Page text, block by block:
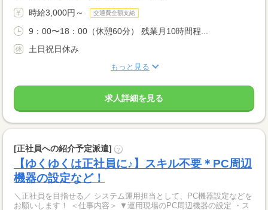
時給3,000円～ 交通費全額支給
9：00〜18：00（休憩60分） 残業月10時間程...
土日祝日休み
もっと見る
求人詳細を見る
[正社員への紹介予定派遣] ?
【ゆくゆくは正社員に♪】スキル不要＊PC周辺
機器の設定など！
＼正社員を目指せる／ システム運用担当として、PC機器設定などを
お願いします！ ＜仕事内容＞ ▼運用現場のPC周辺機器の設定 ・ス